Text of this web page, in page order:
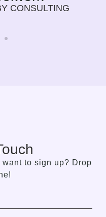
CONSULTING
to sign up? Drop